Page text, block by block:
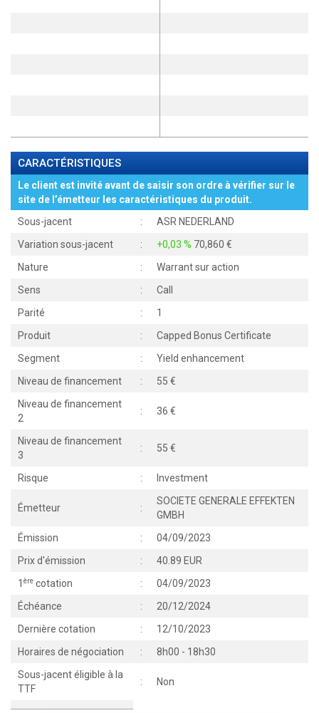
CARACTÉRISTIQUES
Le client est invité avant de saisir son ordre à vérifier sur le
site de l’émetteur les caractéristiques du produit.
Sous-jacent
:
ASR NEDERLAND
Variation sous-jacent
: +0,03 % 70,860
Nature
:
Warrant sur action
Sens
:
Call
Parité
:
1
Produit
:
Capped Bonus Certificate
Segment
:
Yield enhancement
Niveau de financement
:
55
Niveau de financement
2
: 36
Niveau de financement
3
: 55
Risque : Investment
Émetteur :
SOCIETE GENERALE EFFEKTEN
GMBH
Émission
:
04/09/2023
Prix d'émission
:
40.89 EUR
1 ère cotation :
04/09/2023
Échéance
:
20/12/2024
Dernière cotation
:
12/10/2023
Horaires de négociation
:
8h00 - 18h30
Sous-jacent éligible à la
TTF
: Non